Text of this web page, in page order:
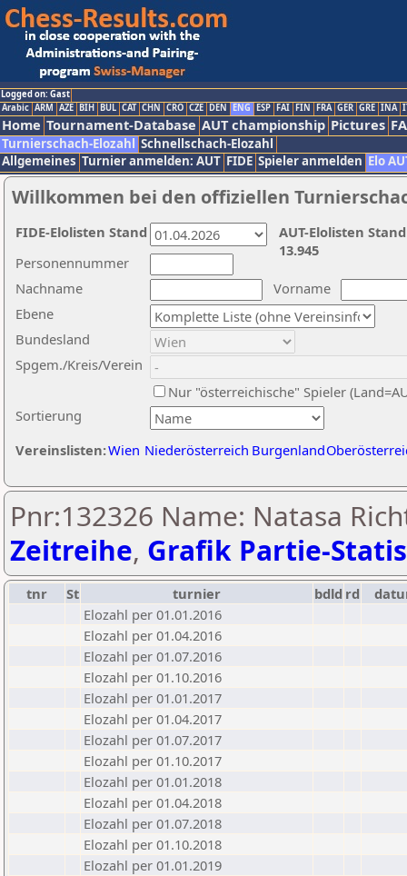
Logged on: Gast
Arabic ARM AZE BIH BUL CAT CHN CRO CZE DEN ENG ESP FAI FIN FRA GER GRE INA
Home Tournament-Database AUT championship Pictures
Turnierschach-Elozahl Schnellschach-Elozahl
Allgemeines Turnier anmelden: AUT FIDE Spieler anmelden Elo
Willkommen bei den offiziellen
Nachname
Vorname
Ebene
Sortierung
Personennummer
Bundesland
Spgem./Kreis/Verein
Nur "österreichische" Spieler
Vereinslisten:Wien Niederösterreich Burgenland
AUT-Elolisten
13.945
FIDE-Elolisten Stand
Pnr:132326 Name: Natasa
Zeitreihe, Grafik Partie-
tnr St turnier bdld rd
Elozahl per 01.01.2016
Elozahl per 01.04.2016
Elozahl per 01.07.2016
Elozahl per 01.10.2016
Elozahl per 01.01.2017
Elozahl per 01.04.2017
Elozahl per 01.07.2017
Elozahl per 01.10.2017
Elozahl per 01.01.2018
Elozahl per 01.04.2018
Elozahl per 01.07.2018
Elozahl per 01.10.2018
Elozahl per 01.01.2019